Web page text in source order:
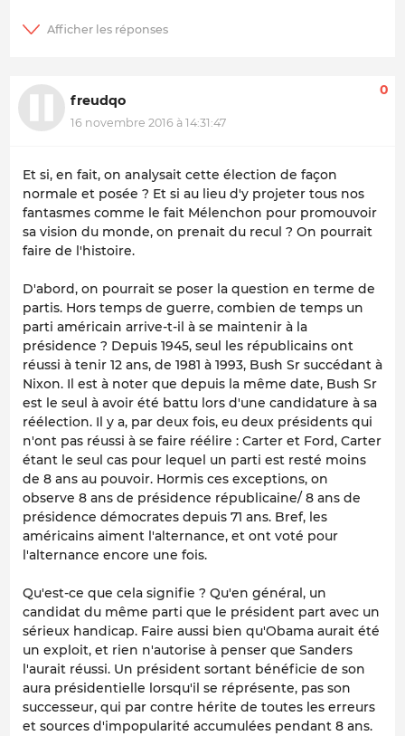
freudqo
16 novembre 2016 à 14:31:47
0
Et si, en fait, on analysait cette élection de façon
normale et posée ? Et si au lieu d'y projeter tous nos
fantasmes comme le fait Mélenchon pour promouvoir
sa vision du monde, on prenait du recul ? On pourrait
faire de l'histoire.
D'abord, on pourrait se poser la question en terme de
partis. Hors temps de guerre, combien de temps un
parti américain arrive-t-il à se maintenir à la
présidence ? Depuis 1945, seul les républicains ont
réussi à tenir 12 ans, de 1981 à 1993, Bush Sr succédant à
Nixon. Il est à noter que depuis la même date, Bush Sr
est le seul à avoir été battu lors d'une candidature à sa
réélection. Il y a, par deux fois, eu deux présidents qui
n'ont pas réussi à se faire réélire : Carter et Ford, Carter
étant le seul cas pour lequel un parti est resté moins
de 8 ans au pouvoir. Hormis ces exceptions, on
observe 8 ans de présidence républicaine/ 8 ans de
présidence démocrates depuis 71 ans. Bref, les
américains aiment l'alternance, et ont voté pour
l'alternance encore une fois.
Qu'est-ce que cela signifie ? Qu'en général, un
candidat du même parti que le président part avec un
sérieux handicap. Faire aussi bien qu'Obama aurait été
un exploit, et rien n'autorise à penser que Sanders
l'aurait réussi. Un président sortant bénéficie de son
aura présidentielle lorsqu'il se réprésente, pas son
successeur, qui par contre hérite de toutes les erreurs
et sources d'impopularité accumulées pendant 8 ans.